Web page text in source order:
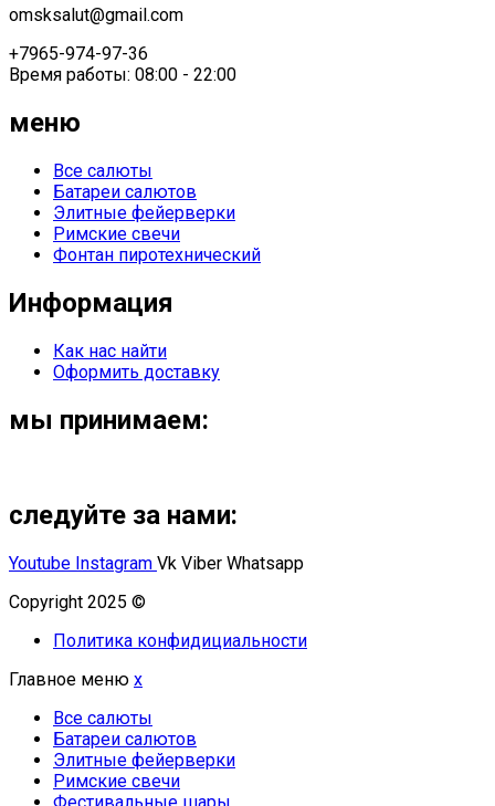
omsksalut@gmail.com
+7965-974-97-36
Время работы: 08:00 - 22:00
меню
Все салюты
Батареи салютов
Элитные фейерверки
Римские свечи
Фонтан пиротехнический
Информация
Как нас найти
Оформить доставку
мы принимаем:
следуйте за нами:
Youtube Instagram Vk Viber Whatsapp
Copyright 2025 ©
Политика конфидициальности
Главное меню x
Все салюты
Батареи салютов
Элитные фейерверки
Римские свечи